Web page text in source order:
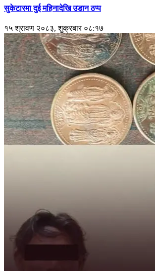
सुकेटारमा दुई महिनादेखि उडान ठप्प
१५ श्रावण २०८३, शुक्रबार ०८:१७